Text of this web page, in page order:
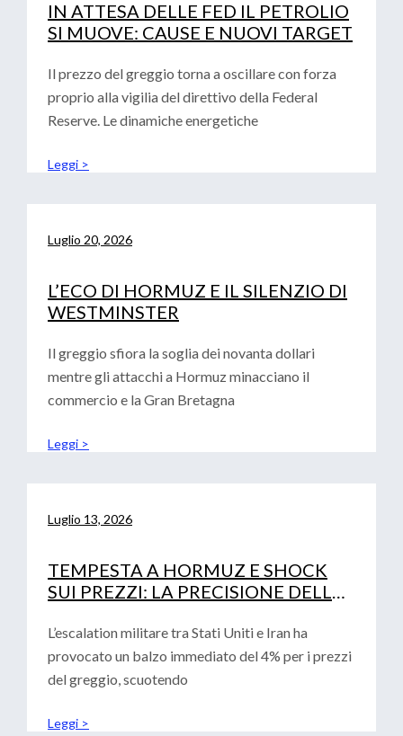
IN ATTESA DELLE FED IL PETROLIO
SI MUOVE: CAUSE E NUOVI TARGET
Il prezzo del greggio torna a oscillare con forza
proprio alla vigilia del direttivo della Federal
Reserve. Le dinamiche energetiche
Leggi >
Luglio 20, 2026
L’ECO DI HORMUZ E IL SILENZIO DI
WESTMINSTER
Il greggio sfiora la soglia dei novanta dollari
mentre gli attacchi a Hormuz minacciano il
commercio e la Gran Bretagna
Leggi >
Luglio 13, 2026
TEMPESTA A HORMUZ E SHOCK
SUI PREZZI: LA PRECISIONE DELLE
FINANZIARIA AZIENDALE
L’escalation militare tra Stati Uniti e Iran ha
provocato un balzo immediato del 4% per i prezzi
del greggio, scuotendo
Leggi >